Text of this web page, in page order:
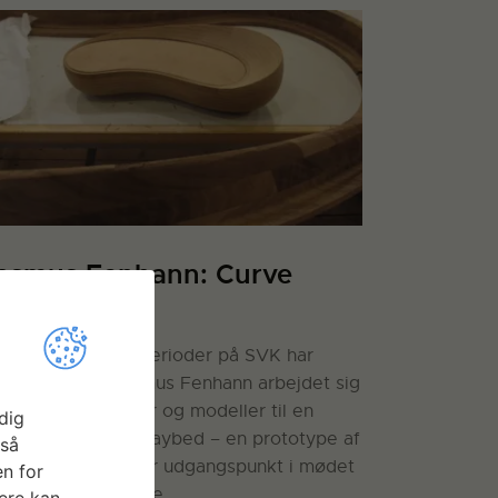
Fenhann: Curve
to projektperioder på SVK har
Rasmus Fenhann arbejdet sig
både skitser og modeller til en
fræset Curve Daybed – en prototype af
daybed, der tager udgangspunkt i mødet
for